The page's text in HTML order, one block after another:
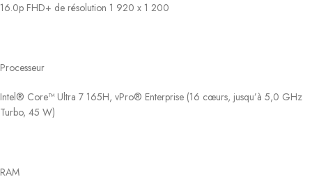
16.0p FHD+ de résolution 1 920 x 1 200
Processeur
Intel® Core™ Ultra 7 165H, vPro® Enterprise (16 cœurs, jusqu’à 5,0 GHz
Turbo, 45 W)
RAM